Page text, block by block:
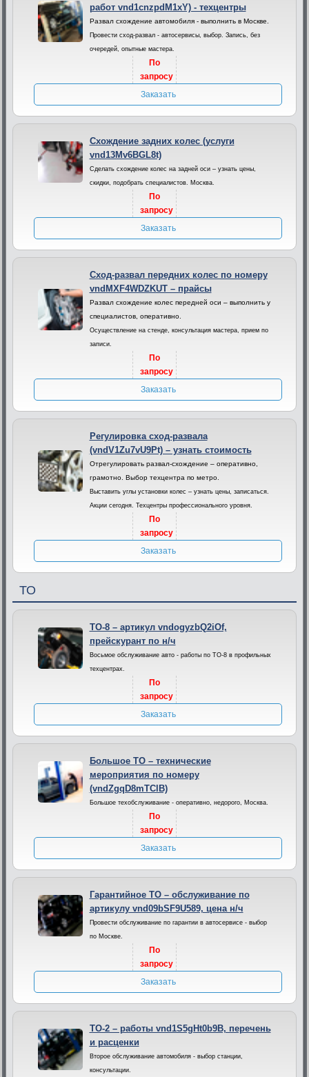
работ vnd1cnzpdM1xY) - техцентры
Развал схождение автомобиля - выполнить в Москве.
Провести сход-развал - автосервисы, выбор. Запись, без
очередей, опытные мастера.
По
запросу
Заказать
Схождение задних колес (услуги
vnd13Mv6BGL8t)
Сделать схождение колес на задней оси – узнать цены,
скидки, подобрать специалистов. Москва.
По
запросу
Заказать
Сход-развал передних колес по номеру
vndMXF4WDZKUT – прайсы
Развал схождение колес передней оси – выполнить у
специалистов, оперативно.
Осуществление на стенде, консультация мастера, прием по
записи.
По
запросу
Заказать
Регулировка сход-развала
(vndV1Zu7vU9Pt) – узнать стоимость
Отрегулировать развал-схождение – оперативно,
грамотно. Выбор техцентра по метро.
Выставить углы установки колес – узнать цены, записаться.
Акции сегодня. Техцентры профессионального уровня.
По
запросу
Заказать
ТО
ТО-8 – артикул vndogyzbQ2iOf,
прейскурант по н/ч
Восьмое обслуживание авто - работы по ТО-8 в профильных
техцентрах.
По
запросу
Заказать
Большое ТО – технические
мероприятия по номеру
(vndZgqD8mTClB)
Большое техобслуживание - оперативно, недорого, Москва.
По
запросу
Заказать
Гарантийное ТО – обслуживание по
артикулу vnd09bSF9U589, цена н/ч
Провести обслуживание по гарантии в автосервисе - выбор
по Москве.
По
запросу
Заказать
ТО-2 – работы vnd1S5gHt0b9B, перечень
и расценки
Второе обслуживание автомобиля - выбор станции,
консультации.